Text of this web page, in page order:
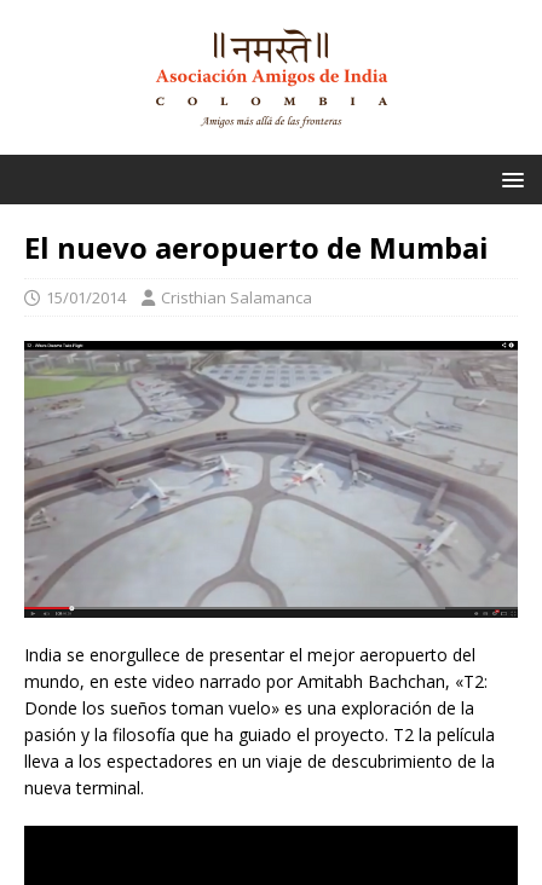
El nuevo aeropuerto de Mumbai
15/01/2014 Cristhian Salamanca
India se enorgullece de presentar el mejor aeropuerto del
mundo, en este video narrado por Amitabh Bachchan, «T2:
Donde los sueños toman vuelo» es una exploración de la
pasión y la filosofía que ha guiado el proyecto. T2 la película
lleva a los espectadores en un viaje de descubrimiento de la
nueva terminal.